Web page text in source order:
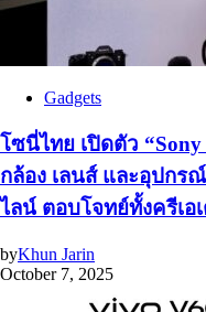
Gadgets
โซนี่ไทย เปิดตัว “Sony
กล้อง เลนส์ และอุปกร
ไลน์ ตอบโจทย์ทั้งครีเอ
byKhun Jarin
October 7, 2025